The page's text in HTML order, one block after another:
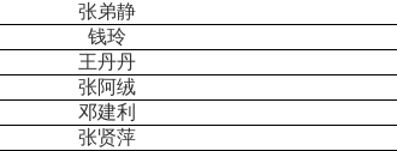
张弟静
钱玲
王丹丹
张阿绒
邓建利
张贤萍